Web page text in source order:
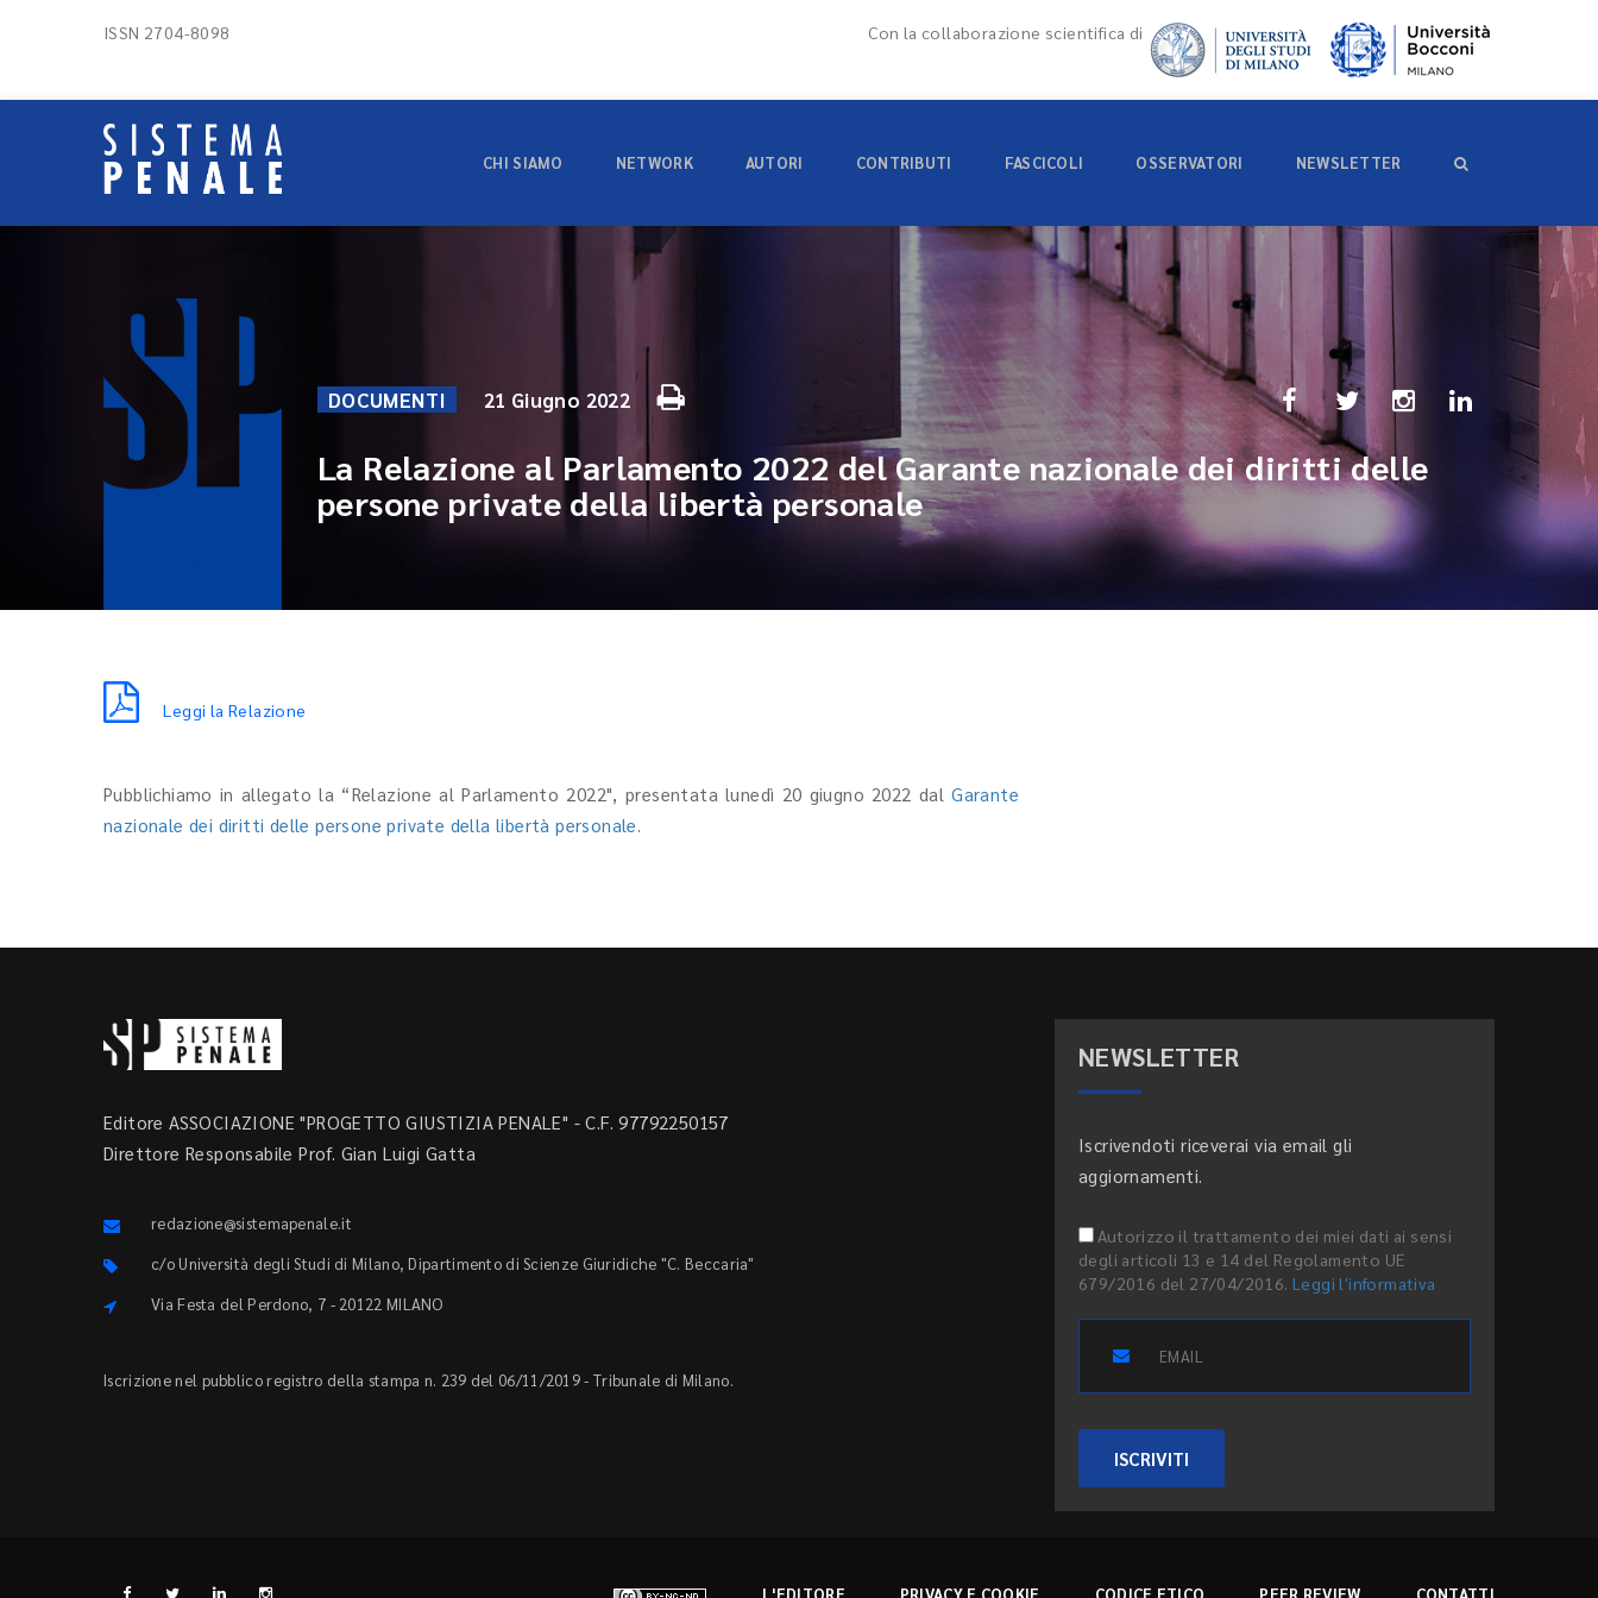
ISSN 2704-8098 Con la collaborazione scientifica di
CHI SIAMO NETWORK AUTORI CONTRIBUTI FASCICOLI OSSERVATORI NEWSLETTER
DOCUMENTI 21 Giugno 2022
La Relazione al Parlamento 2022 del Garante nazionale dei diritti delle
persone private della libertà personale
Leggi la Relazione
Pubblichiamo in allegato la “Relazione al Parlamento 2022", presentata lunedì 20 giugno 2022 dalGarante
nazionale dei diritti delle persone private della libertà personale.
Editore ASSOCIAZIONE "PROGETTO GIUSTIZIA PENALE" - C.F. 97792250157
Direttore Responsabile Prof. Gian Luigi Gatta
redazione@sistemapenale.it
c/o Università degli Studi di Milano, Dipartimento di Scienze Giuridiche "C. Beccaria"
Via Festa del Perdono, 7 - 20122 MILANO
Iscrizione nel pubblico registro della stampa n. 239 del 06/11/2019 - Tribunale di Milano.
NEWSLETTER
Iscrivendoti riceverai via email gli
aggiornamenti.
Autorizzo il trattamento dei miei dati ai sensi
degli articoli 13 e 14 del Regolamento UE
679/2016 del 27/04/2016. Leggi l'informativa
ISCRIVITI
L'EDITORE PRIVACY E COOKIE CODICE ETICO PEER REVIEW CONTATTI